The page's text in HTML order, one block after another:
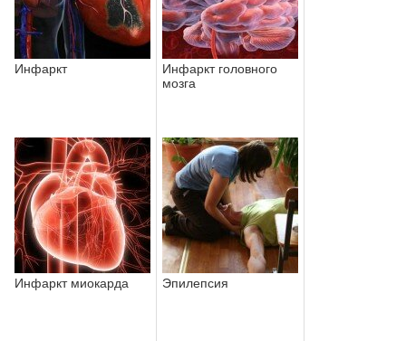
Инфаркт
Инфаркт головного
мозга
Инфаркт миокарда Эпилепсия